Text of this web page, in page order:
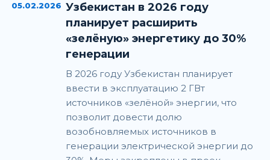
05.02.2026 Узбекистан в 2026 году
планирует расширить
«зелёную» энергетику до 30%
генерации
В 2026 году Узбекистан планирует
ввести в эксплуатацию 2 ГВт
источников «зелёной» энергии, что
позволит довести долю
возобновляемых источников в
генерации электрической энергии до